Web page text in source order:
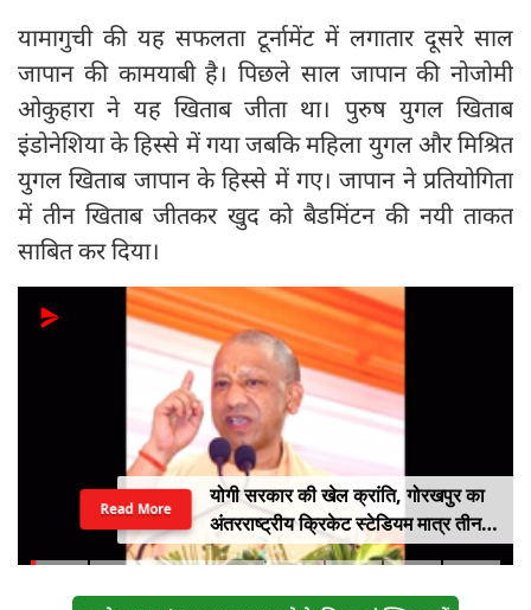
यामागुची की यह सफलता टूर्नामेंट में लगातार दूसरे साल
जापान की कामयाबी है। पिछले साल जापान की नोजोमी
ओकुहारा ने यह खिताब जीता था। पुरुष युगल खिताब
इंडोनेशिया के हिस्से में गया जबकि महिला युगल और मिश्रित
युगल खिताब जापान के हिस्से में गए। जापान ने प्रतियोगिता
में तीन खिताब जीतकर खुद को बैडमिंटन की नयी ताकत
साबित कर दिया।
योगी सरकार की खेल क्रांति, गोरखपुर का
अंतरराष्ट्रीय क्रिकेट स्टेडियम मात्र तीन
महीने में लगभग 20% तैयार
Read More